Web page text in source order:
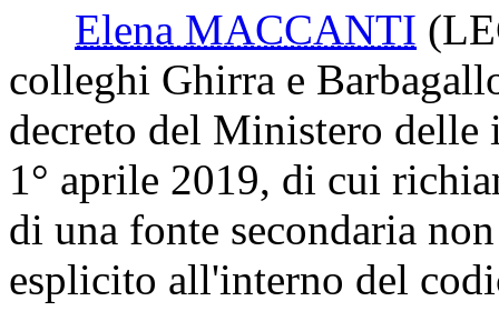
Elena MACCANTI
colleghi Ghirra e
decreto del Ministero
1° aprile 2019, di cui
di una fonte secondaria
esplicito all'interno del